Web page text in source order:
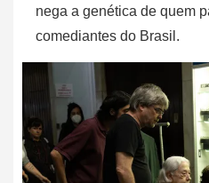
nega a genética de quem
comediantes do Brasil.